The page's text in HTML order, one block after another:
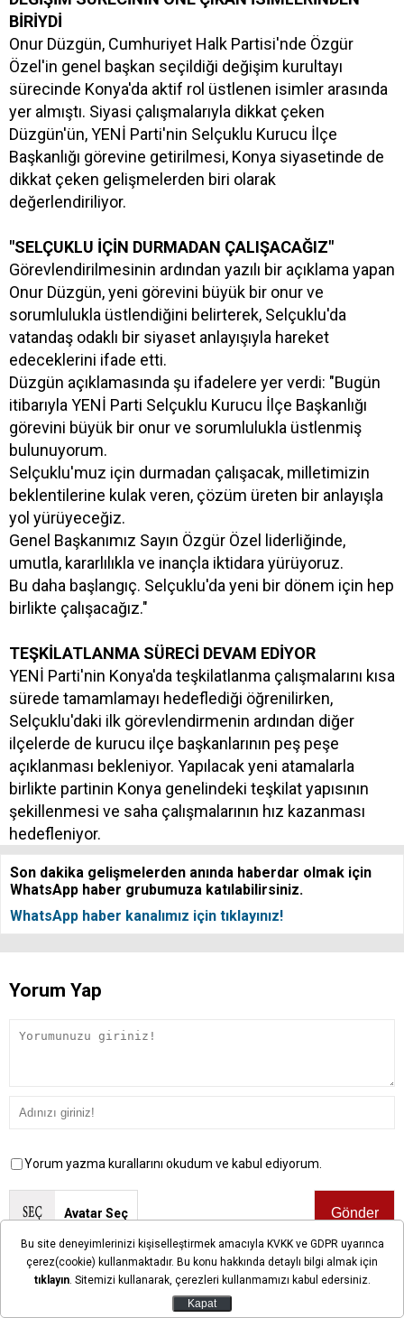
BİRİYDİ
Onur Düzgün, Cumhuriyet Halk Partisi'nde Özgür
Özel'in genel başkan seçildiği değişim kurultayı
sürecinde Konya'da aktif rol üstlenen isimler arasında
yer almıştı. Siyasi çalışmalarıyla dikkat çeken
Düzgün'ün, YENİ Parti'nin Selçuklu Kurucu İlçe
Başkanlığı görevine getirilmesi, Konya siyasetinde de
dikkat çeken gelişmelerden biri olarak
değerlendiriliyor.
"SELÇUKLU İÇİN DURMADAN ÇALIŞACAĞIZ"
Görevlendirilmesinin ardından yazılı bir açıklama yapan
Onur Düzgün, yeni görevini büyük bir onur ve
sorumlulukla üstlendiğini belirterek, Selçuklu'da
vatandaş odaklı bir siyaset anlayışıyla hareket
edeceklerini ifade etti.
Düzgün açıklamasında şu ifadelere yer verdi: "Bugün
itibarıyla YENİ Parti Selçuklu Kurucu İlçe Başkanlığı
görevini büyük bir onur ve sorumlulukla üstlenmiş
bulunuyorum.
Selçuklu'muz için durmadan çalışacak, milletimizin
beklentilerine kulak veren, çözüm üreten bir anlayışla
yol yürüyeceğiz.
Genel Başkanımız Sayın Özgür Özel liderliğinde,
umutla, kararlılıkla ve inançla iktidara yürüyoruz.
Bu daha başlangıç. Selçuklu'da yeni bir dönem için hep
birlikte çalışacağız."
TEŞKİLATLANMA SÜRECİ DEVAM EDİYOR
YENİ Parti'nin Konya'da teşkilatlanma çalışmalarını kısa
sürede tamamlamayı hedeflediği öğrenilirken,
Selçuklu'daki ilk görevlendirmenin ardından diğer
ilçelerde de kurucu ilçe başkanlarının peş peşe
açıklanması bekleniyor. Yapılacak yeni atamalarla
birlikte partinin Konya genelindeki teşkilat yapısının
şekillenmesi ve saha çalışmalarının hız kazanması
hedefleniyor.
Son dakika gelişmelerden anında haberdar olmak için
WhatsApp haber grubumuza katılabilirsiniz.
WhatsApp haber kanalımız için tıklayınız!
Yorum Yap
Yorum yazma kurallarını okudum ve kabul ediyorum.
Avatar Seç
Önemli Not:
Bu sayfalarda yayınlanan okur yorumları okuyucuların
kendilerine ait görüşlerdir. Yazılan yorumlardan ilgihaber.com hiçbir
Bu site deneyimlerinizi kişiselleştirmek amacıyla KVKK ve GDPR uyarınca
çerez(cookie) kullanmaktadır. Bu konu hakkında detaylı bilgi almak için
tıklayın. Sitemizi kullanarak, çerezleri kullanmamızı kabul edersiniz.
Kapat